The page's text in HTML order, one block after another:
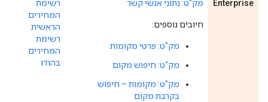
Enterprise מק"ט: נתוני אנשי קשר
חיובים נוספים:
מק"ט: פרטי מקומות
מק"ט: חיפוש מקום
מק"ט: מקומות – חיפוש
בקרבת מקום
רשימת
המחירים
הראשית
רשימת
המחירים
בהודו